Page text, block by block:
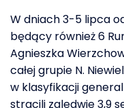
W dniach 3-5 lipca
będący również 6
Agnieszka
całej grupie N.
w klasyfikacji
stracili zaledwie 3,9